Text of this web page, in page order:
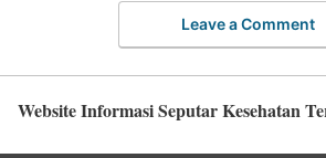
Leave a Comment
Website Informasi Seputar Kesehatan